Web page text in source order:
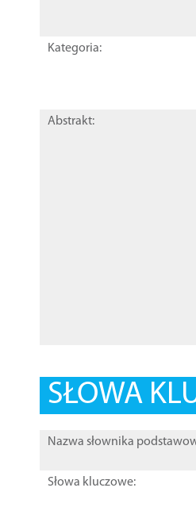
Kategoria:
Abstrakt:
SŁOWA
Nazwa słownika
Słowa kluczowe: